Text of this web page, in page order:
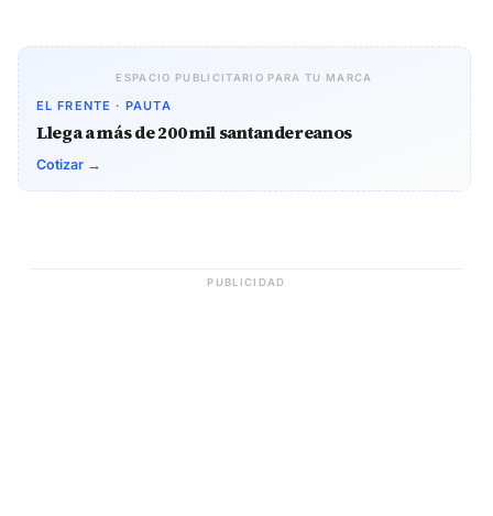
ESPACIO PUBLICITARIO PARA TU MARCA
EL FRENTE · PAUTA
Llega a más de 200 mil santandereanos
Cotizar →
PUBLICIDAD